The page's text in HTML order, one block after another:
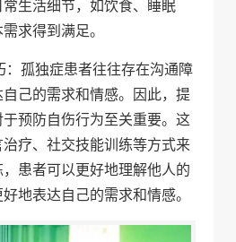
生活细节，如饮食、睡眠
求得到满足。
：孤独症患者往往存在沟通障
己的需求和情感。因此，提
预防自伤行为至关重要。这
疗、社交技能训练等方式来
患者可以更好地理解他人的
地表达自己的需求和情感。